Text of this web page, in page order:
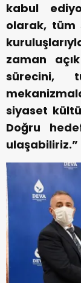
kabul
olarak, tüm
zaman
sürecini,
siyaset
Doğru
ulaşabiliriz.”